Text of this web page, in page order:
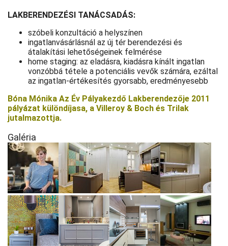
LAKBERENDEZÉSI TANÁCSADÁS:
szóbeli konzultáció a helyszínen
ingatlanvásárlásnál az új tér berendezési és
átalakítási lehetőségeinek felmérése
home staging: az eladásra, kiadásra kínált ingatlan
vonzóbbá tétele a potenciális vevők számára, ezáltal
az ingatlan-értékesítés gyorsabb, eredményesebb
Bóna Mónika Az Év Pályakezdő Lakberendezője 2011
pályázat különdíjasa, a Villeroy & Boch és Trilak
jutalmazottja.
Galéria